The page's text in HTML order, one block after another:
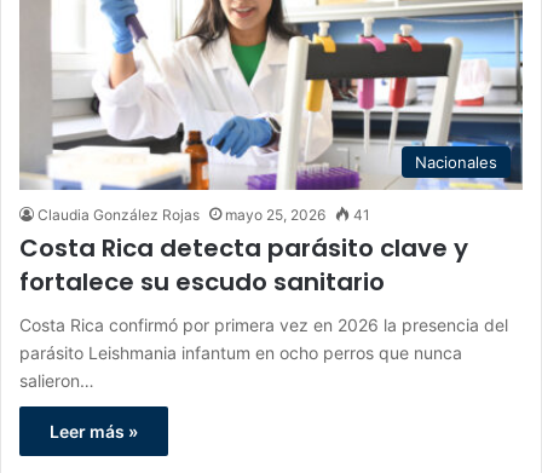
Nacionales
Claudia González Rojas mayo 25, 2026 41
Costa Rica detecta parásito clave y
fortalece su escudo sanitario
Costa Rica confirmó por primera vez en 2026 la presencia del
parásito Leishmania infantum en ocho perros que nunca
salieron…
Leer más »